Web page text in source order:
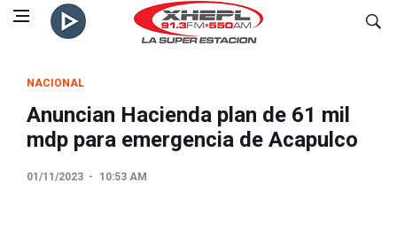
NACIONAL
Anuncian Hacienda plan de 61 mil
mdp para emergencia de Acapulco
01/11/2023 10:53 AM